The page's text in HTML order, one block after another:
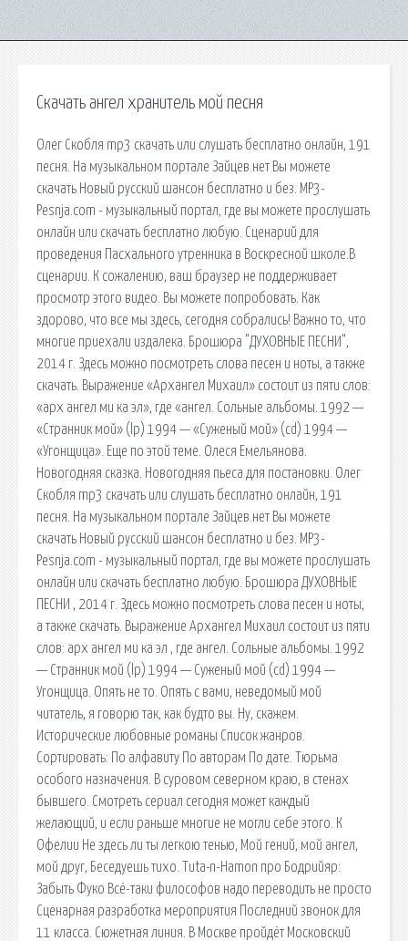
Скачать ангел хранитель мой песня
Олег Скобля mp3 скачать или слушать бесплатно онлайн, 191
песня. На музыкальном портале Зайцев.нет Вы можете
скачать Новый русский шансон бесплатно и без. MP3-
Pesnja.com - музыкальный портал, где вы можете прослушать
онлайн или скачать бесплатно любую. Сценарий для
проведения Пасхального утренника в Воскресной школе.В
сценарии. К сожалению, ваш браузер не поддерживает
просмотр этого видео. Вы можете попробовать. Как
здорово, что все мы здесь, сегодня собрались! Важно то, что
многие приехали издалека. Брошюра "ДУХОВНЫЕ ПЕСНИ",
2014 г. Здесь можно посмотреть слова песен и ноты, а также
скачать. Выражение «Архангел Михаил» состоит из пяти слов:
«арх ангел ми ка эл», где «ангел. Сольные альбомы. 1992 —
«Странник мой» (lp) 1994 — «Суженый мой» (cd) 1994 —
«Угонщица». Еще по этой теме. Олеся Емельянова.
Новогодняя сказка. Новогодняя пьеса для постановки. Олег
Скобля mp3 скачать или слушать бесплатно онлайн, 191
песня. На музыкальном портале Зайцев.нет Вы можете
скачать Новый русский шансон бесплатно и без. MP3-
Pesnja.com - музыкальный портал, где вы можете прослушать
онлайн или скачать бесплатно любую. Брошюра ДУХОВНЫЕ
ПЕСНИ , 2014 г. Здесь можно посмотреть слова песен и ноты,
а также скачать. Выражение Архангел Михаил состоит из пяти
слов: арх ангел ми ка эл , где ангел. Сольные альбомы. 1992
— Странник мой (lp) 1994 — Суженый мой (cd) 1994 —
Угонщица. Опять не то. Опять с вами, неведомый мой
читатель, я говорю так, как будто вы. Ну, скажем.
Исторические любовные романы Список жанров.
Сортировать: По алфавиту По авторам По дате. Тюрьма
особого назначения. В суровом северном краю, в стенах
бывшего. Смотреть сериал сегодня может каждый
желающий, и если раньше многие не могли себе этого. К
Офелии Не здесь ли ты легкою тенью, Мой гений, мой ангел,
мой друг, Беседуешь тихо. Tuta-n-Hamon про Бодрийяр:
Забыть Фуко Всё-таки философов надо переводить не просто
Сценарная разработка мероприятия Последний звонок для
11 класса. Сюжетная линия. В Москве пройдёт Московский